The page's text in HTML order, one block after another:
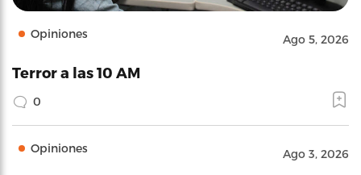
Opiniones Ago 5, 2026
Terror a las 10 AM
0
Opiniones Ago 3, 2026